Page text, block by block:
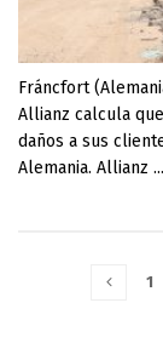
Fráncfort
Allianz calcula
daños a sus
Alemania. Allianz ...
1